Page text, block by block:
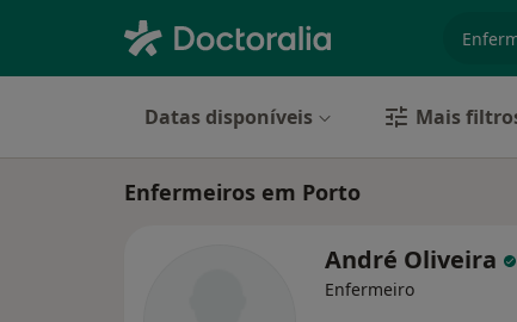
Datas disponíveis Mais
Enfermeiros em Porto
André Oliveira
Enfermeiro